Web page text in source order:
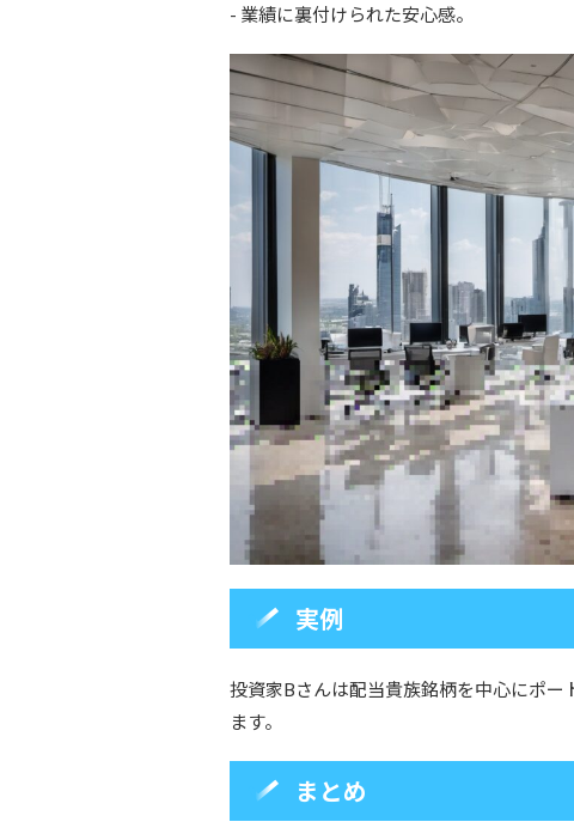
- 業績に裏付けられた安心感。
実例
投資家Bさんは配当貴族銘柄を中心にポ
ます。
まとめ